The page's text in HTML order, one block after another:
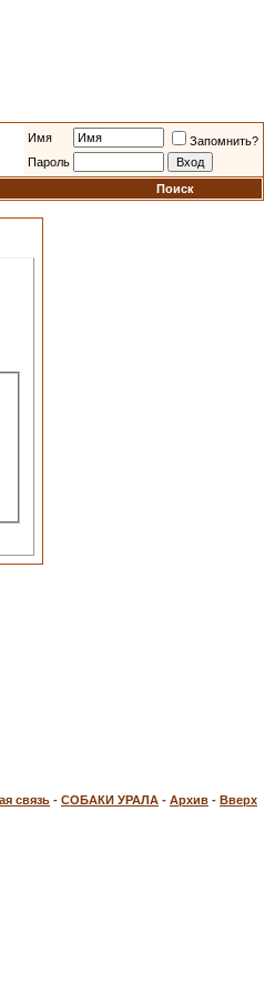
Имя
Запомнить?
Пароль
Поиск
связь - СОБАКИ УРАЛА - Архив - Вверх